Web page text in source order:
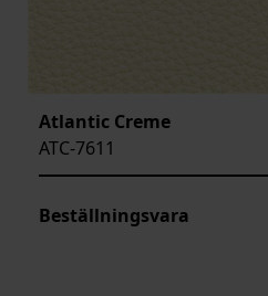
Atlantic Creme
ATC-7611
Beställningsvara